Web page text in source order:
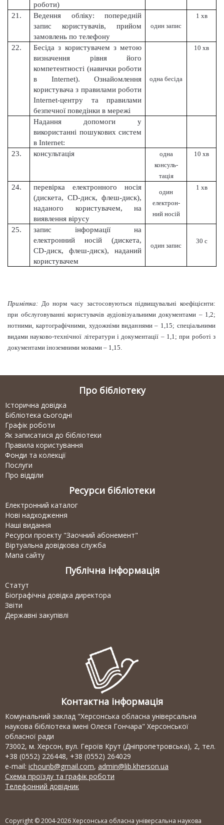
роботи)
21.
Ведення обліку: попередній
запис користувачів, прийом
замовлень по телефону
один запис
1 хв
22.
Бесіда з користувачем з метою
визначення рівня його
компетентності (навички роботи
в Internet). Ознайомлення
користувача з правилами роботи
Internet-центру та правилами
безпечної поведінки в мережі
одна бесіда
10 хв
Надання допомоги у
використанні пошукових систем
в Internet:
23.
консультація
одна
консуль-
тація
10 хв
24.
перевірка електронного носія
(дискета, СD-диск, флеш-диск),
наданого користувачем, на
виявлення вірусу
один
електрон-
ний носій
1 хв
25.
запис інформації на
електронний носій (дискета,
СD-диск, флеш-диск), наданий
користувачем
один запис
30 с
Примітка: До норм часу застосовуються підвищувальні коефіцієнти:
при обслуговуванні користувачів аудіовізуальними документами – 1,2;
нотними, картографічними, художніми виданнями – 1,15; спеціальними
видами науково-технічної літератури і документації – 1,1; при роботі з
документами іноземними мовами – 1,15.
Про бібліотеку
Історична довідка
Бібліотека сьогодні
Графік роботи
Як записатися до бібліотеки
Правила користування
Фонди та колекції
Послуги
Про відділи
Ресурси бібліотеки
Електронний каталог
Нові надходження
Наші видання
Ресурси проекту "Заочний абонемент"
Віртуальна довідкова служба
Мапа сайту
Публічна інформація
Статут
Біографічна довідка директора
Звіти
Державні закупівлі
Контактна інформація
Комунальний заклад "Херсонська обласна універсальна
наукова бібліотека імені Олеся Гончара" Херсонської
обласної ради
73002, м. Херсон, вул. Героїв Крут (Дніпропетровська), 2, тел.
+38 (0552) 226448, +38 (0552) 264029
e-mail: ichounb@gmail.com, admin@lib.kherson.ua
Схема проїзду та графік роботи
Телефонний довідник
Copyright © 2004-2026 Херсонська обласна універсальна наукова